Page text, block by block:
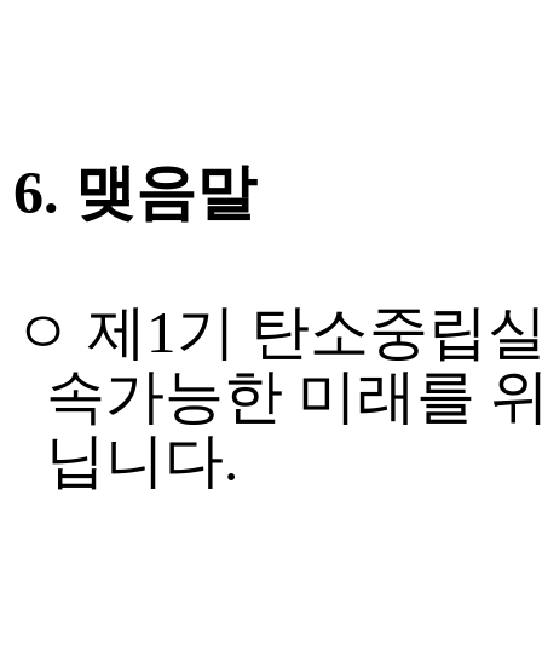
6. 맺음말
ㅇ 제 1기 탄소중립
속가능한 미래를
닙니다.